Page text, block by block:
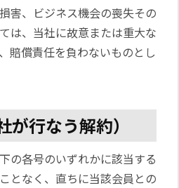
害、ビジネス機会の喪失その
は、当社に故意または重大な
賠償責任を負わないものとし
行なう解約）
の各号のいずれかに該当する
となく、直ちに当該会員との